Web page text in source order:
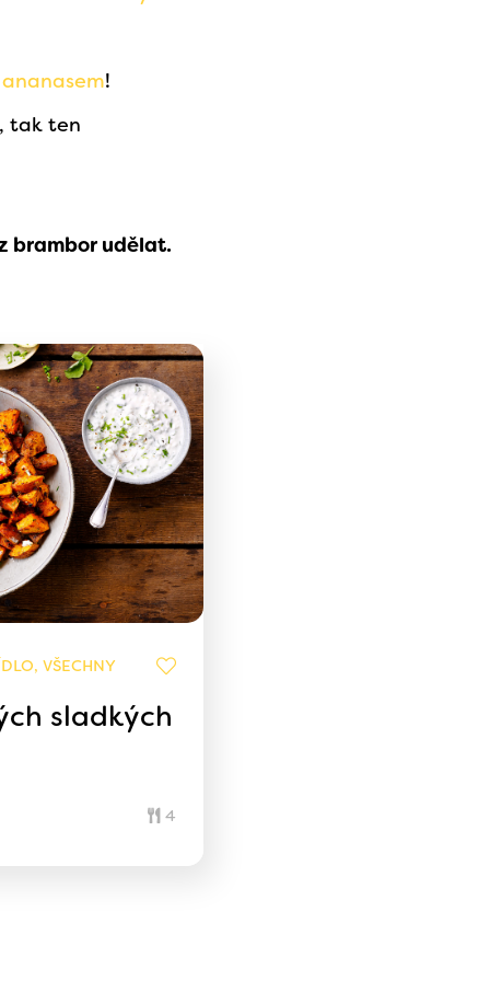
!
, tak ten
brambor udělat.
VŠECHNY
sladkých
4